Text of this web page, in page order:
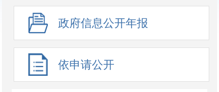
政府信息公开年报
依申请公开